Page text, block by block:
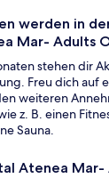
werden in
Mar- Adults
stehen dir
Freu dich auf
weiteren
z. B. einen
Sauna.
Atenea Mar-